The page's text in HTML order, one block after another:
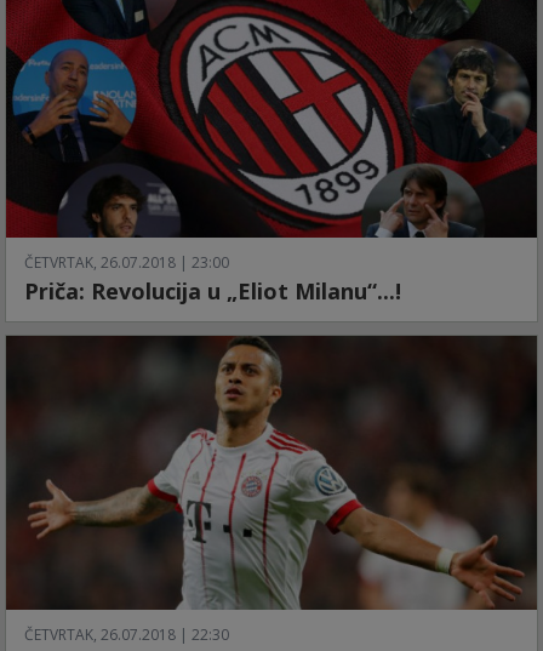
ČETVRTAK, 26.07.2018 | 23:00
Priča: Revolucija u „Eliot Milanu“...!
ČETVRTAK, 26.07.2018 | 22:30